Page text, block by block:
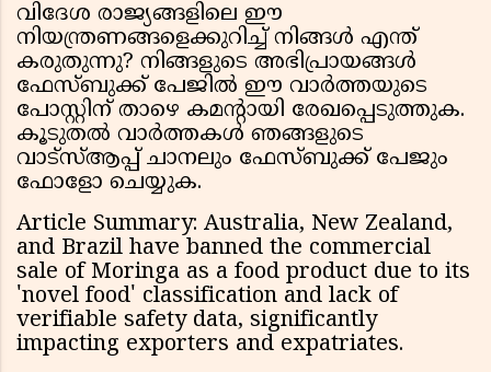
വിദേശ രാജ്യങ്ങളിലെ ഈ
നിയന്ത്രണങ്ങളെക്കുറിച്ച് നിങ്ങൾ എന്ത്
കരുതുന്നു? നിങ്ങളുടെ അഭിപ്രായങ്ങൾ
ഫേസ്ബുക്ക് പേജിൽ ഈ വാർത്തയുടെ
പോസ്റ്റിന് താഴെ കമൻ്റായി രേഖപ്പെടുത്തുക.
കൂടുതൽ വാർത്തകൾ ഞങ്ങളുടെ
വാട്സ്ആപ്പ് ചാനലും ഫേസ്ബുക്ക് പേജും
ഫോളോ ചെയ്യുക.
Article Summary: Australia, New Zealand,
and Brazil have banned the commercial
sale of Moringa as a food product due to its
'novel food' classification and lack of
verifiable safety data, significantly
impacting exporters and expatriates.